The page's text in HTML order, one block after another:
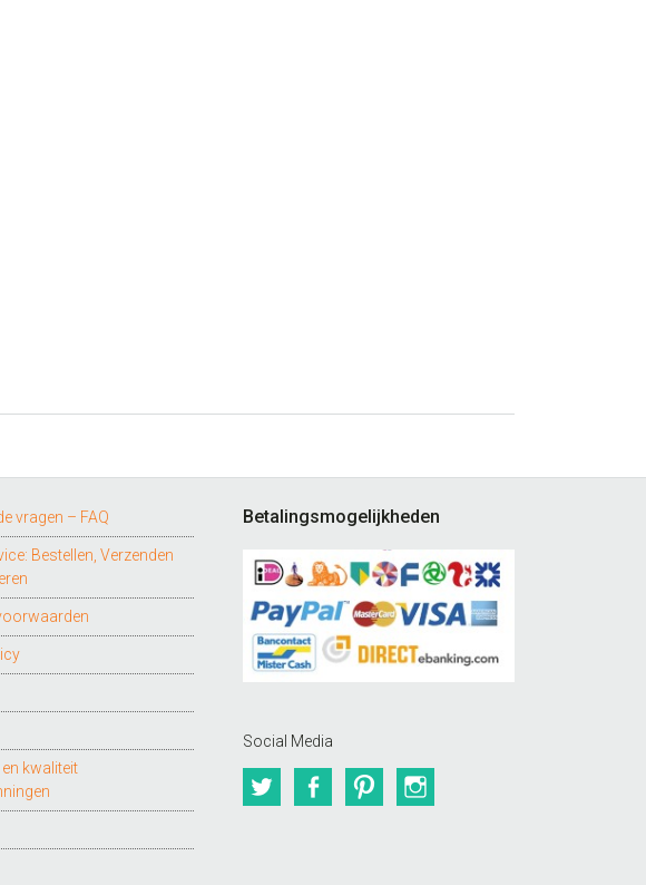
vragen – FAQ
Bestellen, Verzenden
kwaliteit
Betalingsmogelijkheden
Social Media
TwitterFacebookPinterest